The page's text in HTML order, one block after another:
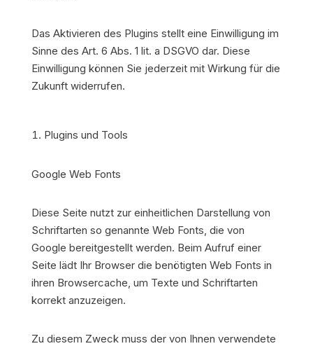
Das Aktivieren des Plugins stellt eine Einwilligung im
Sinne des Art. 6 Abs. 1 lit. a DSGVO dar. Diese
Einwilligung können Sie jederzeit mit Wirkung für die
Zukunft widerrufen.
Plugins und Tools
Google Web Fonts
Diese Seite nutzt zur einheitlichen Darstellung von
Schriftarten so genannte Web Fonts, die von
Google bereitgestellt werden. Beim Aufruf einer
Seite lädt Ihr Browser die benötigten Web Fonts in
ihren Browsercache, um Texte und Schriftarten
korrekt anzuzeigen.
Zu diesem Zweck muss der von Ihnen verwendete